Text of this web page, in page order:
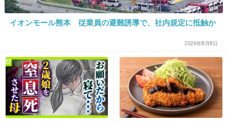
イオンモール熊本 従業員の避難誘導で、社内規定に抵触か
2026年8月8日